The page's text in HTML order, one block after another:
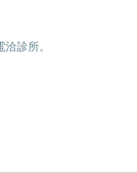
診所。